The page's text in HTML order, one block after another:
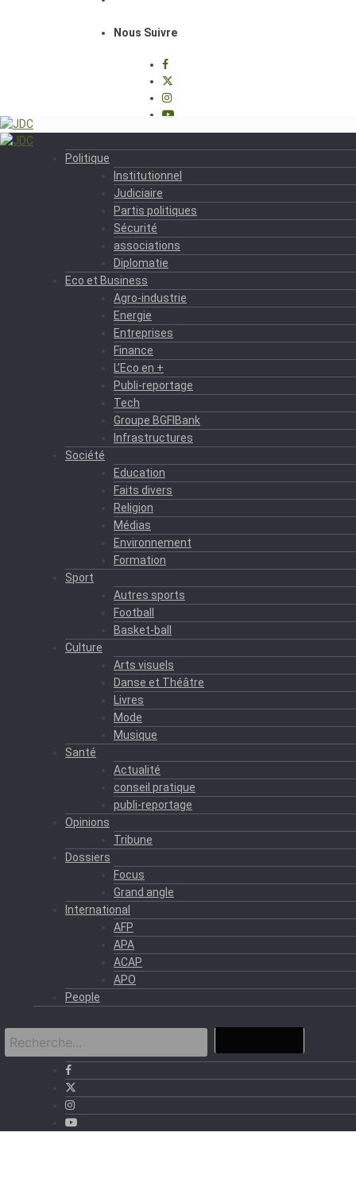
Nous Suivre
Politique
Institutionnel
Judiciaire
Partis politiques
Sécurité
associations
Diplomatie
Eco et Business
Agro-industrie
Energie
Entreprises
Finance
L’Eco en +
Publi-reportage
Tech
Groupe BGFIBank
Infrastructures
Société
Education
Faits divers
Religion
Médias
Environnement
Formation
Sport
Autres sports
Football
Basket-ball
Culture
Arts visuels
Danse et Théâtre
Livres
Mode
Musique
Santé
Actualité
conseil pratique
publi-reportage
Opinions
Tribune
Dossiers
Focus
Grand angle
International
AFP
APA
ACAP
APO
People